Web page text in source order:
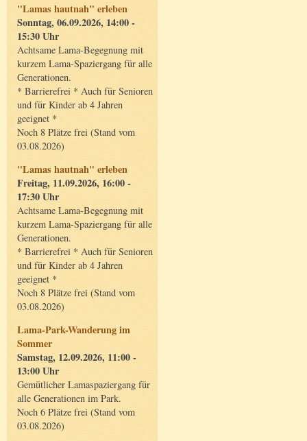
"Lamas hautnah" erleben
Sonntag, 06.09.2026, 14:00 -
15:30 Uhr
Achtsame Lama-Begegnung mit
kurzem Lama-Spaziergang für alle
Generationen.
* Barrierefrei * Auch für Senioren
und für Kinder ab 4 Jahren
geeignet *
Noch 8 Plätze frei (Stand vom
03.08.2026)
"Lamas hautnah" erleben
Freitag, 11.09.2026, 16:00 -
17:30 Uhr
Achtsame Lama-Begegnung mit
kurzem Lama-Spaziergang für alle
Generationen.
* Barrierefrei * Auch für Senioren
und für Kinder ab 4 Jahren
geeignet *
Noch 8 Plätze frei (Stand vom
03.08.2026)
Lama-Park-Wanderung im
Sommer
Samstag, 12.09.2026, 11:00 -
13:00 Uhr
Gemütlicher Lamaspaziergang für
alle Generationen im Park.
Noch 6 Plätze frei (Stand vom
03.08.2026)